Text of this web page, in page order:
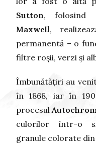
Sutton, folosind
Maxwell,
permanentă – o
filtre roșii, verzi și
Îmbunătățiri au
în 1868, iar în
procesul
culorilor într-o
granule colorate